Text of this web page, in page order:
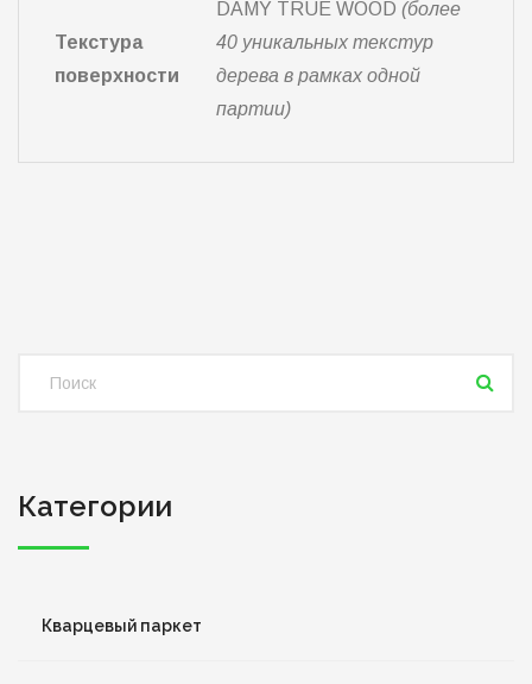
Текстура
поверхности
DAMY TRUE WOOD (более
40 уникальных текстур
дерева в рамках одной
партии)
Категории
Кварцевый паркет